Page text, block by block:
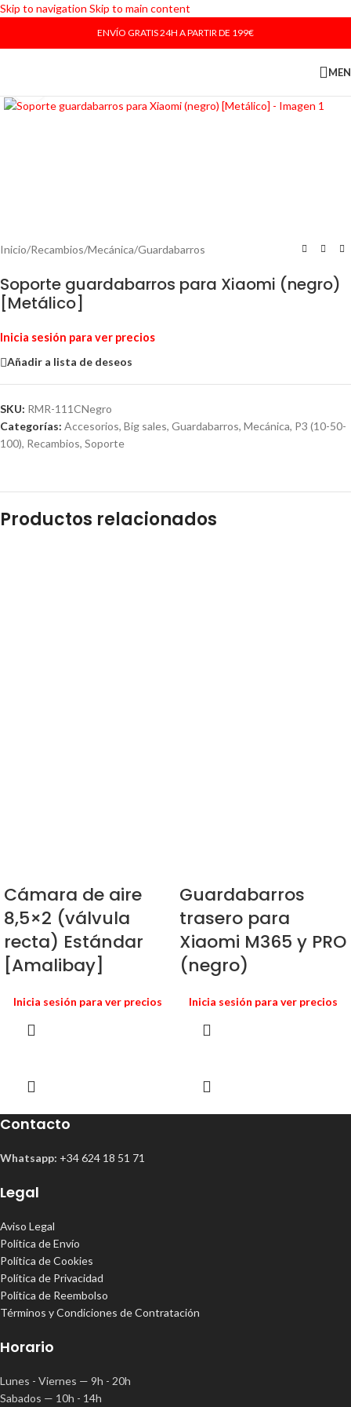
Skip to navigation Skip to main content
ENVÍO GRATIS 24H A PARTIR DE 199€
Inicio/Recambios/Mecánica/Guardabarros
Soporte guardabarros para Xiaomi (negro)
[Metálico]
Inicia sesión para ver precios
Añadir a lista de deseos
SKU: RMR-111CNegro
Categorías: Accesorios, Big sales, Guardabarros, Mecánica, P3 (10-50-
100), Recambios, Soporte
Productos relacionados
Cámara de aire
8,5×2 (válvula
recta) Estándar
[Amalibay]
Inicia sesión para ver precios
Guardabarros
trasero para
Xiaomi M365 y PRO
(negro)
Inicia sesión para ver precios
Contacto
Whatsapp: +34 624 18 51 71
Legal
Aviso Legal
Política de Envío
Política de Cookies
Política de Privacidad
Política de Reembolso
Términos y Condiciones de Contratación
Horario
Lunes - Viernes — 9h - 20h
Sabados — 10h - 14h